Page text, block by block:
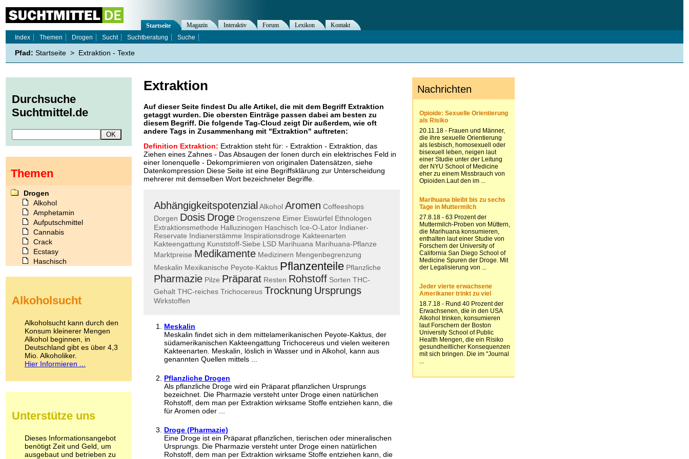
Extraktion
Auf dieser Seite findest Du alle Artikel, die mit dem Begriff Extraktion
getaggt wurden. Die obersten Einträge passen dabei am besten zu
diesem Begriff. Die folgende Tag-Cloud zeigt Dir außerdem, wie oft
andere Tags in Zusammenhang mit "Extraktion" auftreten:
Definition Extraktion: Extraktion steht für: - Extraktion - Extraktion, das
Ziehen eines Zahnes - Das Absaugen der Ionen durch ein elektrisches Feld in
einer Ionenquelle - Dekomprimieren von originalen Datensätzen, siehe
Datenkompression Diese Seite ist eine Begriffsklärung zur Unterscheidung
mehrerer mit demselben Wort bezeichneter Begriffe.
Abhängigkeitspotenzial Alkohol Aromen Coffeeshops
Dorgen Dosis Droge Drogenszene Eimer Eiswürfel Ethnologen
Extraktionsmethode Halluzinogen Haschisch Ice-O-Lator Indianer-
Reservate Indianerstämme Inspirationsdroge Kakteenarten
Kakteengattung Kunststoff-Siebe LSD Marihuana Marihuana-Pflanze
Marktpreise Medikamente Medizinern Mengenbegrenzung
Meskalin Mexikanische Peyote-Kaktus Pflanzenteile Pflanzliche
Pharmazie Pilze Präparat Resten Rohstoff Sorten THC-
Gehalt THC-reiches Trichocereus Trocknung Ursprungs
Wirkstoffen
Meskalin
Meskalin findet sich in dem mittelamerikanischen Peyote-Kaktus, der
südamerikanischen Kakteengattung Trichocereus und vielen weiteren
Kakteenarten. Meskalin, löslich in Wasser und in Alkohol, kann aus
genannten Quellen mittels ...
Pflanzliche Drogen
Als pflanzliche Droge wird ein Präparat pflanzlichen Ursprungs
bezeichnet. Die Pharmazie versteht unter Droge einen natürlichen
Rohstoff, dem man per Extraktion wirksame Stoffe entziehen kann, die
für Aromen oder ...
Droge (Pharmazie)
Eine Droge ist ein Präparat pflanzlichen, tierischen oder mineralischen
Ursprungs. Die Pharmazie versteht unter Droge einen natürlichen
Rohstoff, dem man per Extraktion wirksame Stoffe entziehen kann, die
Startseite Magazin Interaktiv Forum Lexikon
Kontakt
Index
Themen Drogen Sucht Suchtberatung Suche
Pfad: Startseite > Extraktion - Texte
Durchsuche
Suchtmittel.de
Themen
Drogen
Alkohol
Amphetamin
Aufputschmittel
Cannabis
Crack
Ecstasy
Haschisch
Kokain
LSD
Marihuana
Medikamente
Meskalin
Metamphetamin
Methadon
Pilze
Psychopharmaka
Schlafmittel
Schmerzmittel
Alkoholsucht
Alkoholsucht kann durch den
Konsum kleinerer Mengen
Alkohol beginnen, in
Deutschland gibt es über 4,3
Mio. Alkoholiker.
Hier Informieren ...
Unterstütze uns
Dieses Informationsangebot
benötigt Zeit und Geld, um
ausgebaut und betrieben zu